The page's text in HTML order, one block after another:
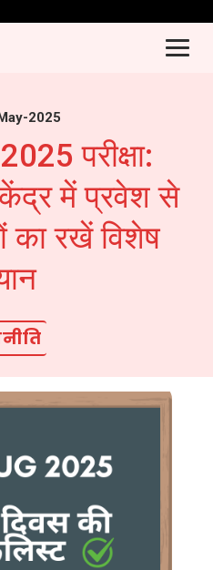
2025
परीक्षा:
केंद्र में प्रवेश से
का रखें विशेष